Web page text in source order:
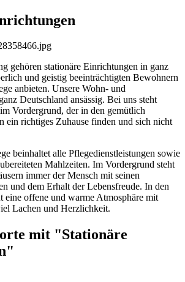
gehören stationäre Einrichtungen in ganz
und geistig beeinträchtigten Bewohnern
anbieten. Unsere Wohn- und
Deutschland ansässig. Bei uns steht
Vordergrund, der in den gemütlich
ein richtiges Zuhause finden und sich nicht
beinhaltet alle Pflegedienstleistungen sowie
Mahlzeiten. Im Vordergrund steht
immer der Mensch mit seinen
und dem Erhalt der Lebensfreude. In den
eine offene und warme Atmosphäre mit
Lachen und Herzlichkeit.
mit "Stationäre